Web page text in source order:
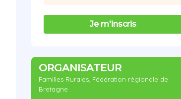
Je m'inscris
ORGANISATEUR
Familles Rurales, Fédération régionale de
Bretagne